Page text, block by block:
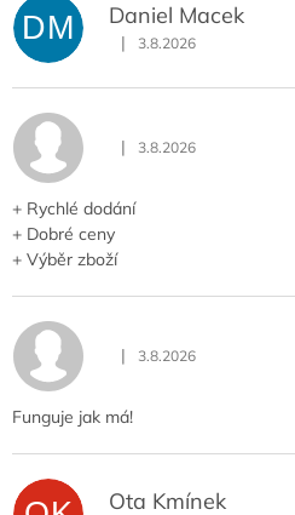
DM Daniel Macek
Hodnocení obchodu je
| 3.8.2026
Hodnocení obchodu je
| 3.8.2026
+ Rychlé dodání
+ Dobré ceny
+ Výběr zboží
Hodnocení obchodu je
| 3.8.2026
Funguje jak má!
Ota Kmínek